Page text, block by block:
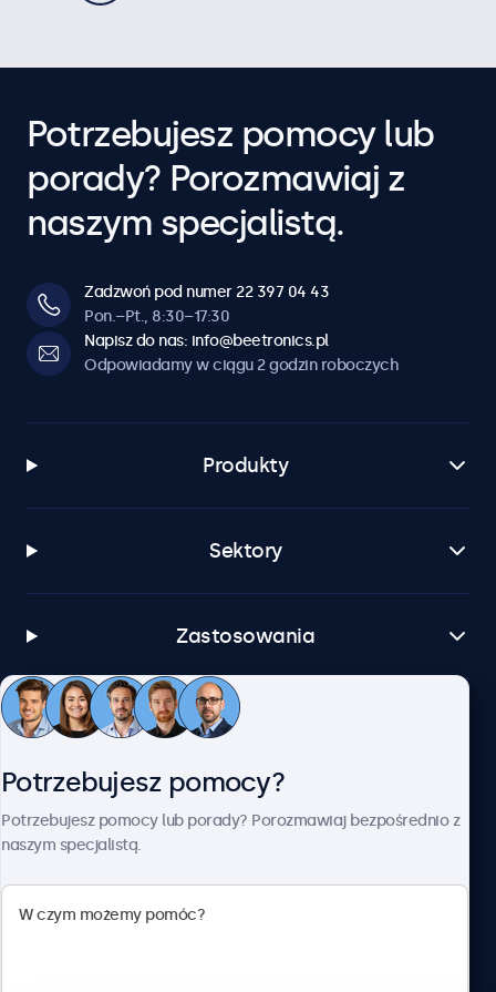
Potrzebujesz pomocy lub
porady? Porozmawiaj z
naszym specjalistą.
Zadzwoń pod numer 22 397 04 43
Pon.–Pt., 8:30–17:30
Napisz do nas: info@beetronics.pl
Odpowiadamy w ciągu 2 godzin roboczych
Produkty
Sektory
Zastosowania
Obsługa klienta
Potrzebujesz pomocy?
Potrzebujesz pomocy lub porady? Porozmawiaj bezpośrednio z
naszym specjalistą.